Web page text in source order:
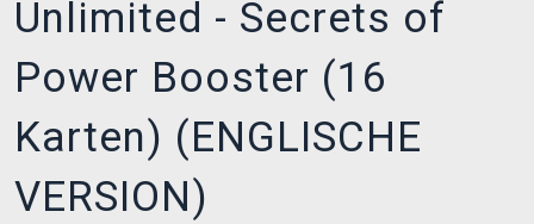
Unlimited - Secrets of
Power Booster (16
Karten) (ENGLISCHE
VERSION)